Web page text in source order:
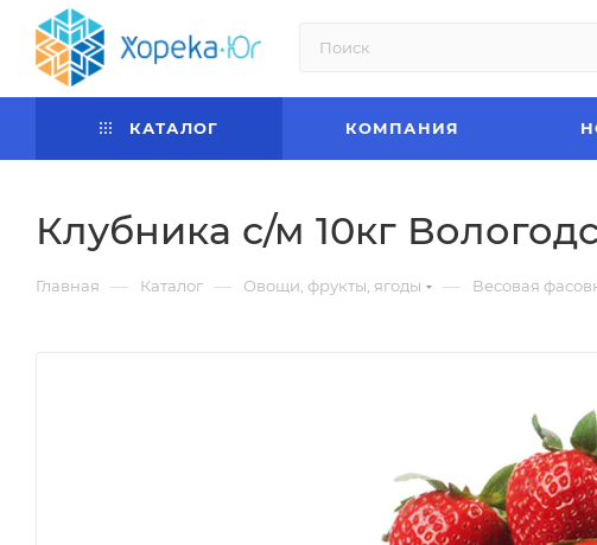
КАТАЛОГ КОМПАНИЯ
Клубника с/м 10кг
Главная — Каталог — Овощи, фрукты, ягоды — Весовая